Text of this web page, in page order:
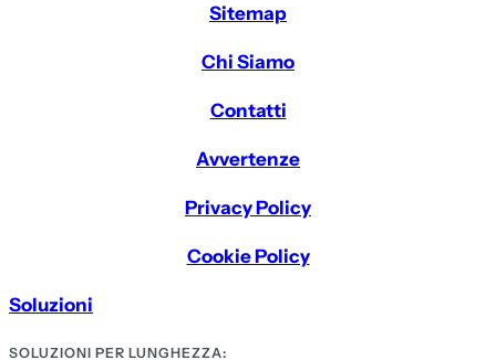
Sitemap
Chi Siamo
Contatti
Avvertenze
Privacy Policy
Cookie Policy
Soluzioni
SOLUZIONI PER LUNGHEZZA: